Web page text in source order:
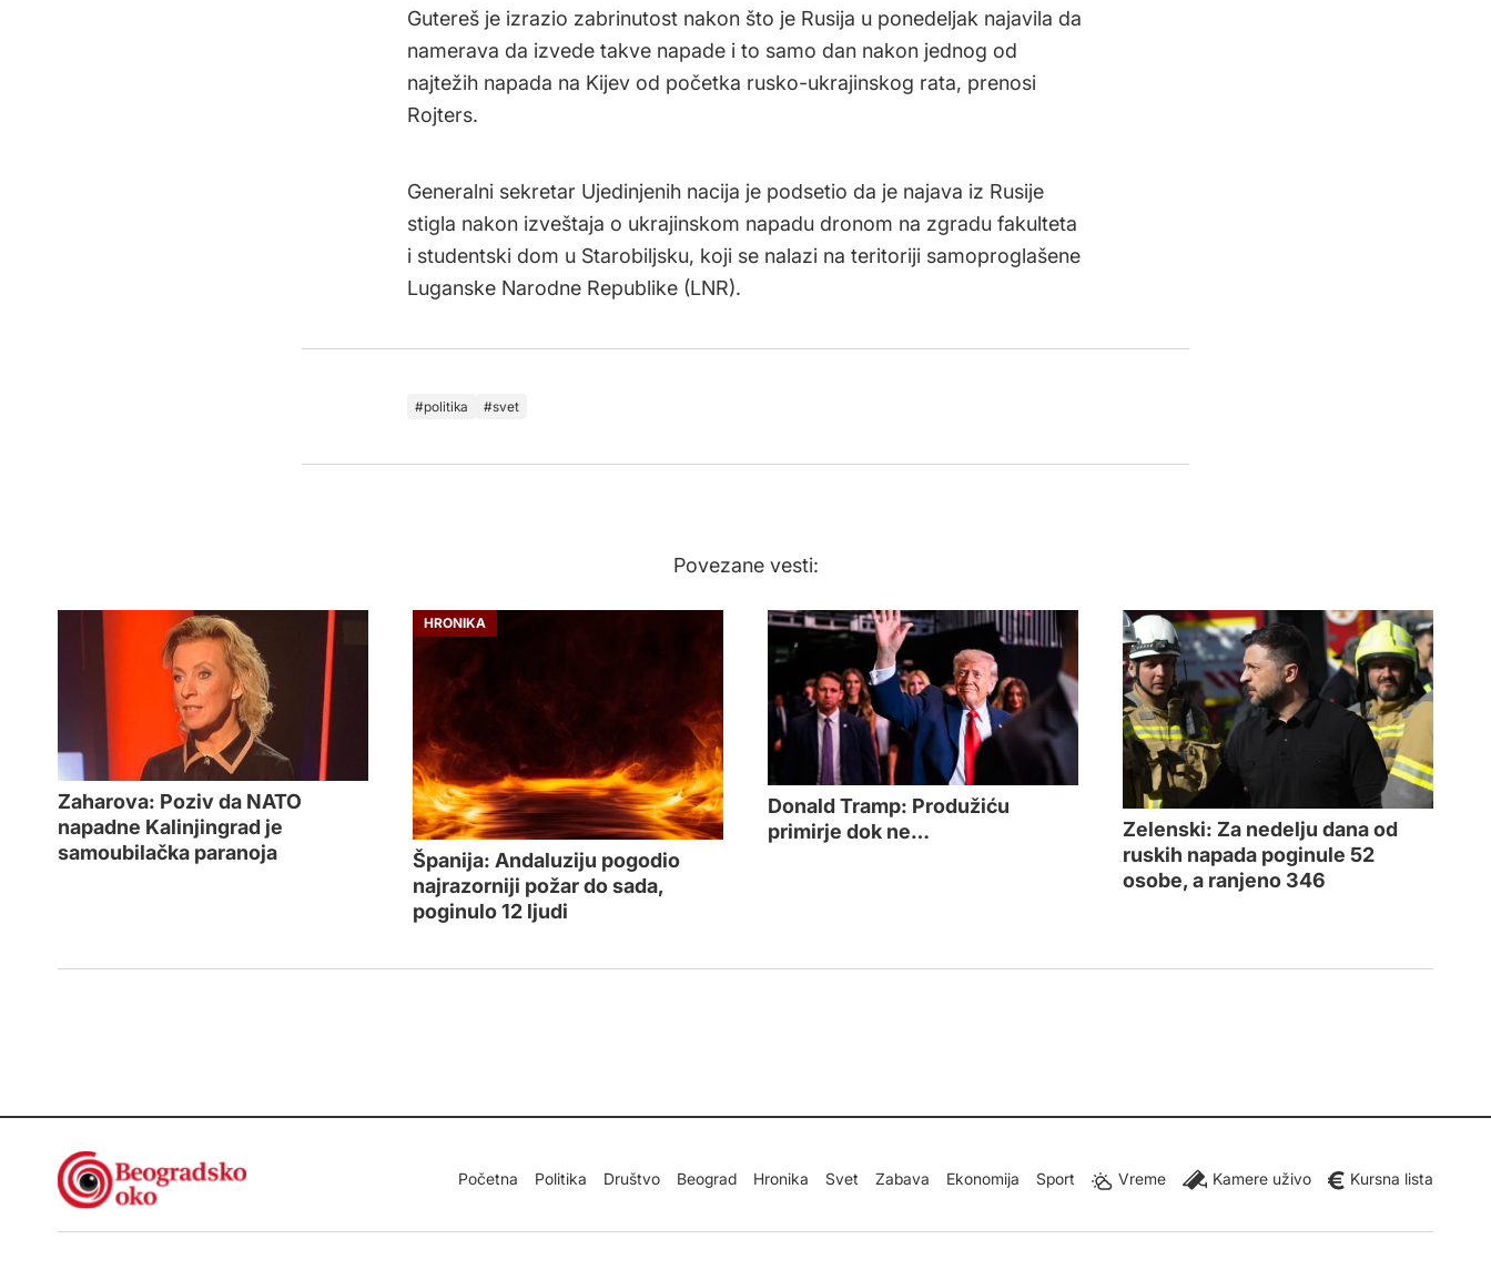
Gutereš je izrazio zabrinutost nakon što je Rusija u ponedeljak najavila da
namerava da izvede takve napade i to samo dan nakon jednog od
najtežih napada na Kijev od početka rusko-ukrajinskog rata, prenosi
Rojters.
Generalni sekretar Ujedinjenih nacija je podsetio da je najava iz Rusije
stigla nakon izveštaja o ukrajinskom napadu dronom na zgradu fakulteta
i studentski dom u Starobiljsku, koji se nalazi na teritoriji samoproglašene
Luganske Narodne Republike (LNR).
politika svet
Povezane vesti:
Zaharova: Poziv da NATO
napadne Kalinjingrad je
samoubilačka paranoja
HRONIKA
Španija: Andaluziju pogodio
najrazorniji požar do sada,
poginulo 12 ljudi
Donald Tramp: Produžiću
primirje dok ne…
Zelenski: Za nedelju dana od
ruskih napada poginule 52
osobe, a ranjeno 346
Početna Politika Društvo Beograd Hronika Svet Zabava Ekonomija Sport Vreme Kamere uživo Kursna lista